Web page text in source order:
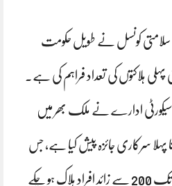
سلامتی کونسل نے طویل حکومت
ہلاکتوں کی تعداد فراہم کی ہے۔
سیکورٹی ادارے نے ملک بھر میں
سرکاری جائزہ پیش کیا ہے، جس
میں کہا گیا ہے کہ ستمبر سے اب تک 200 سے زائد افراد ہلاک ہو چکے